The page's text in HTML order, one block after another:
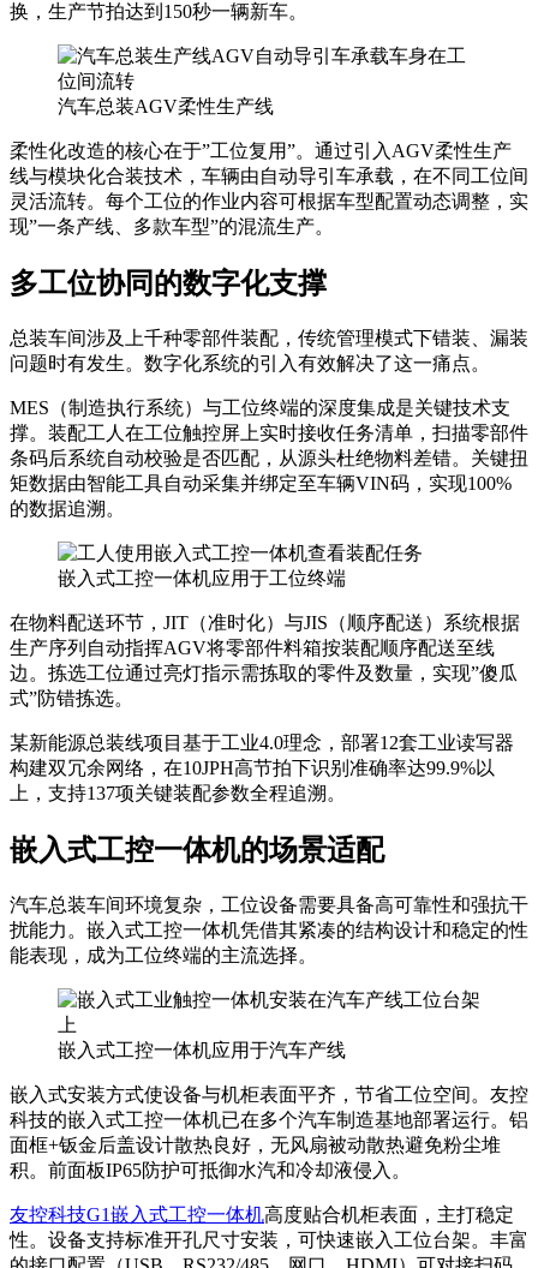
换，生产节拍达到150秒一辆新车。
汽车总装AGV柔性生产线
柔性化改造的核心在于”工位复用”。通过引入AGV柔性生产
线与模块化合装技术，车辆由自动导引车承载，在不同工位间
灵活流转。每个工位的作业内容可根据车型配置动态调整，实
现”一条产线、多款车型”的混流生产。
多工位协同的数字化支撑
总装车间涉及上千种零部件装配，传统管理模式下错装、漏装
问题时有发生。数字化系统的引入有效解决了这一痛点。
MES（制造执行系统）与工位终端的深度集成是关键技术支
撑。装配工人在工位触控屏上实时接收任务清单，扫描零部件
条码后系统自动校验是否匹配，从源头杜绝物料差错。关键扭
矩数据由智能工具自动采集并绑定至车辆VIN码，实现100%
的数据追溯。
嵌入式工控一体机应用于工位终端
在物料配送环节，JIT（准时化）与JIS（顺序配送）系统根据
生产序列自动指挥AGV将零部件料箱按装配顺序配送至线
边。拣选工位通过亮灯指示需拣取的零件及数量，实现”傻瓜
式”防错拣选。
某新能源总装线项目基于工业4.0理念，部署12套工业读写器
构建双冗余网络，在10JPH高节拍下识别准确率达99.9%以
上，支持137项关键装配参数全程追溯。
嵌入式工控一体机的场景适配
汽车总装车间环境复杂，工位设备需要具备高可靠性和强抗干
扰能力。嵌入式工控一体机凭借其紧凑的结构设计和稳定的性
能表现，成为工位终端的主流选择。
嵌入式工控一体机应用于汽车产线
嵌入式安装方式使设备与机柜表面平齐，节省工位空间。友控
科技的嵌入式工控一体机已在多个汽车制造基地部署运行。铝
面框+钣金后盖设计散热良好，无风扇被动散热避免粉尘堆
积。前面板IP65防护可抵御水汽和冷却液侵入。
友控科技G1嵌入式工控一体机高度贴合机柜表面，主打稳定
性。设备支持标准开孔尺寸安装，可快速嵌入工位台架。丰富